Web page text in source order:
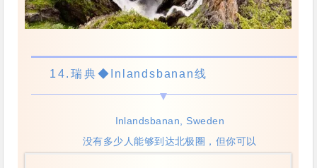
14.瑞典◆Inlandsbanan线
Inlandsbanan, Sweden
没有多少人能够到达北极圈，但你可以